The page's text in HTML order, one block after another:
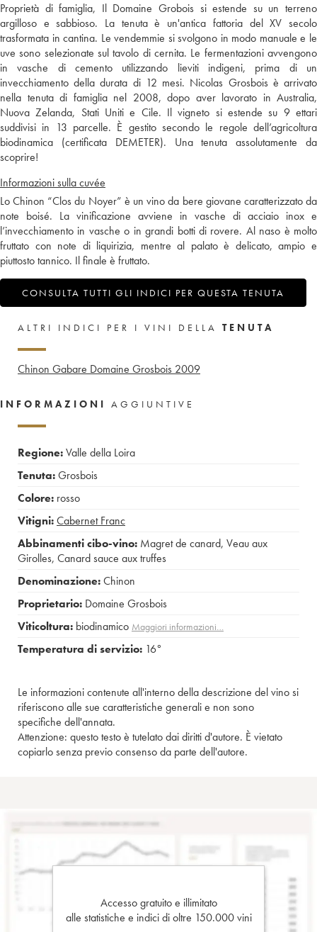
Proprietà di famiglia, Il Domaine Grobois si estende su un terreno
argilloso e sabbioso. La tenuta è un'antica fattoria del XV secolo
trasformata in cantina. Le vendemmie si svolgono in modo manuale e le
uve sono selezionate sul tavolo di cernita. Le fermentazioni avvengono
in vasche di cemento utilizzando lieviti indigeni, prima di un
invecchiamento della durata di 12 mesi. Nicolas Grosbois è arrivato
nella tenuta di famiglia nel 2008, dopo aver lavorato in Australia,
Nuova Zelanda, Stati Uniti e Cile. Il vigneto si estende su 9 ettari
suddivisi in 13 parcelle. È gestito secondo le regole dell’agricoltura
biodinamica (certificata DEMETER). Una tenuta assolutamente da
scoprire!
Informazioni sulla cuvée
Lo Chinon “Clos du Noyer” è un vino da bere giovane caratterizzato da
note boisé. La vinificazione avviene in vasche di acciaio inox e
l’invecchiamento in vasche o in grandi botti di rovere. Al naso è molto
fruttato con note di liquirizia, mentre al palato è delicato, ampio e
piuttosto tannico. Il finale è fruttato.
CONSULTA TUTTI GLI INDICI PER QUESTA TENUTA
ALTRI INDICI PER I VINI DELLA TENUTA
Chinon Gabare Domaine Grosbois 2009
INFORMAZIONI AGGIUNTIVE
Regione:Valle della Loira
Tenuta:Grosbois
Colore: rosso
Vitigni:Cabernet Franc
Abbinamenti cibo-vino: Magret de canard, Veau aux
Girolles, Canard sauce aux truffes
Denominazione:Chinon
Proprietario: Domaine Grosbois
Viticoltura: biodinamico Maggiori informazioni…
Temperatura di servizio: 16°
Le informazioni contenute all'interno della descrizione del vino si
riferiscono alle sue caratteristiche generali e non sono
specifiche dell'annata.
Attenzione: questo testo è tutelato dai diritti d'autore. È vietato
copiarlo senza previo consenso da parte dell'autore.
Accesso gratuito e illimitato
alle statistiche e indici di oltre 150.000 vini